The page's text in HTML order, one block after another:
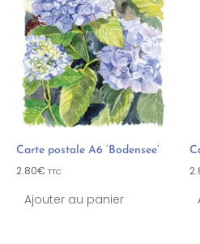
Carte postale A6 ‘Bodensee’
2.80€ TTC
Ajouter au panier